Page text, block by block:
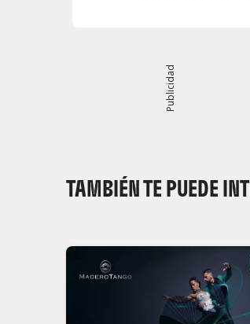
El servicio de
Las puertas del
El espectáculo
dependerá de la opción
Publicidad
TAMBIÉN TE PUEDE